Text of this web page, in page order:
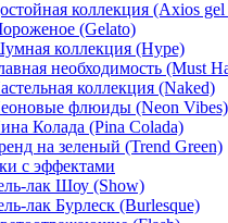
коллекция (Axios gel
(Gelato)
коллекция (Hype)
необходимость (Must
коллекция (Naked)
флюиды (Neon Vibes)
Колада (Pina Colada)
на зеленый (Trend Green)
с эффектами
лак Шоу (Show)
лак Бурлеск (Burlesque)